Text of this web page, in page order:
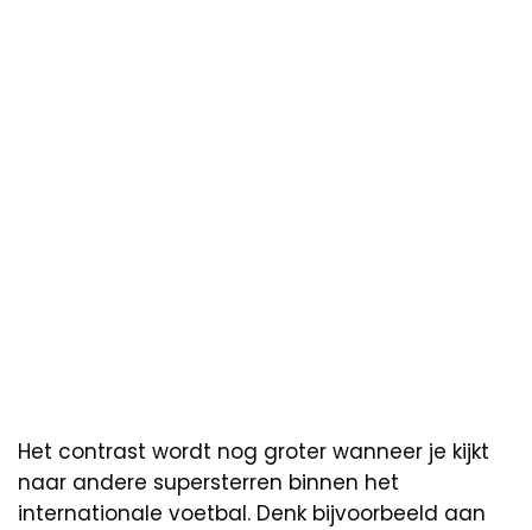
Het contrast wordt nog groter wanneer je kijkt
naar andere supersterren binnen het
internationale voetbal. Denk bijvoorbeeld aan